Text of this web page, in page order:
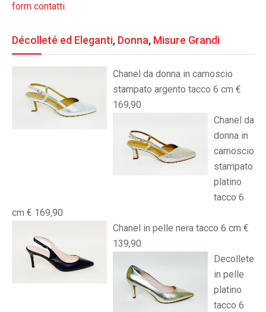
form contatti.
Décolleté ed Eleganti, Donna, Misure Grandi
Chanel da donna in camoscio
stampato argento tacco 6 cm €
169,90
Chanel da
donna in
camoscio
stampato
platino
tacco 6
cm € 169,90
Chanel in pelle nera tacco 6 cm €
139,90
Decollete
in pelle
platino
tacco 6